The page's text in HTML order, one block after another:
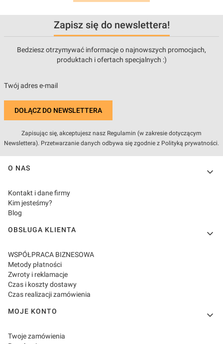
Zapisz się do newslettera!
Bedziesz otrzymywać informacje o najnowszych promocjach,
produktach i ofertach specjalnych :)
Twój adres e-mail
DOŁĄCZ DO NEWSLETTERA
Zapisując się, akceptujesz nasz Regulamin (w zakresie dotyczącym
Newslettera). Przetwarzanie danych odbywa się zgodnie z Polityką prywatności.
Linki w stopce
O NAS
Kontakt i dane firmy
Kim jesteśmy?
Blog
OBSŁUGA KLIENTA
WSPÓŁPRACA BIZNESOWA
Metody płatności
Zwroty i reklamacje
Czas i koszty dostawy
Czas realizacji zamówienia
MOJE KONTO
Twoje zamówienia